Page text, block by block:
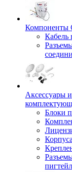
Кабель
Аксессуары и
Блоки
Корпуса